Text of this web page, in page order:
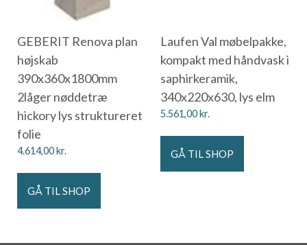
GEBERIT Renova plan
højskab
390x360x1800mm
2låger nøddetræ
hickory lys struktureret
folie
4.614,00kr.
GÅ TIL SHOP
Laufen Val møbelpakke,
kompakt med håndvask i
saphirkeramik,
340x220x630, lys elm
5.561,00kr.
GÅ TIL SHOP